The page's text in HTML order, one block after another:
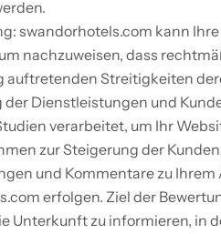
swandorhotels.com kann
nachzuweisen, dass
auftretenden Streitigkeiten
der Dienstleistungen und
verarbeitet, um Ihr
zur Steigerung der
und Kommentare zu
erfolgen. Ziel der
Unterkunft zu informieren, in